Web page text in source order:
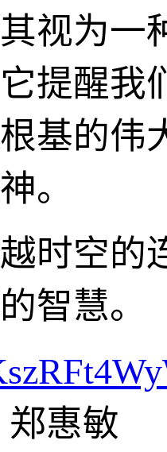
视为一
提醒我
基的伟
。
时空的
智慧。
惠敏